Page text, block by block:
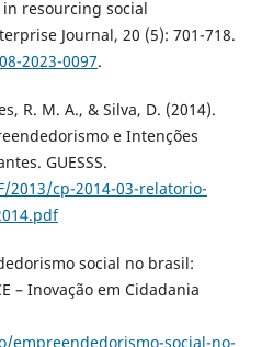
resourcing social
Journal, 20 (5): 701-718.
2023-0097.
R. M. A., & Silva, D. (2014).
e Intenções
GUESSS.
2013/cp-2014-03-relatorio-
social no brasil:
– Inovação em Cidadania
social-no-